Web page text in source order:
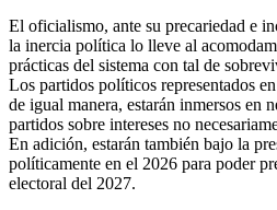
El oficialismo, ante su precariedad e
la inercia política lo lleve al
prácticas del sistema con tal de
Los partidos políticos representados
de igual manera, estarán inmersos en
partidos sobre intereses no
En adición, estarán también bajo la
políticamente en el 2026 para poder
electoral del 2027.